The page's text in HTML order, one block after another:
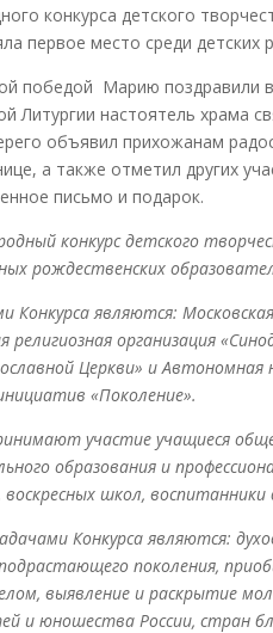
конкурса детского
первое место среди детских
победой Марию поздравили
Литургии настоятель храма
объявил прихожанам
а также отметил других
письмо и подарок.
конкурс детского
рождественских
Конкурса являются:
религиозная организация
Церкви» и
«Поколение».
участие учащиеся
образования и
воскресных школ,
Конкурса являются:
поколения,
выявление и раскрытие
и юношества России, стран